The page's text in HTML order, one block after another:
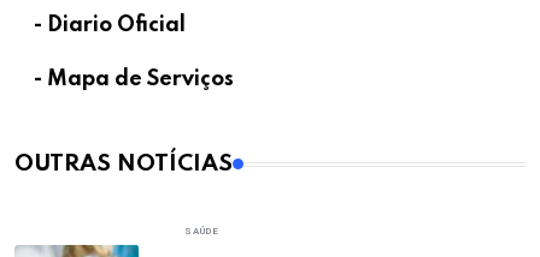
- Diario Oficial
- Mapa de Serviços
OUTRAS NOTÍCIAS
SAÚDE